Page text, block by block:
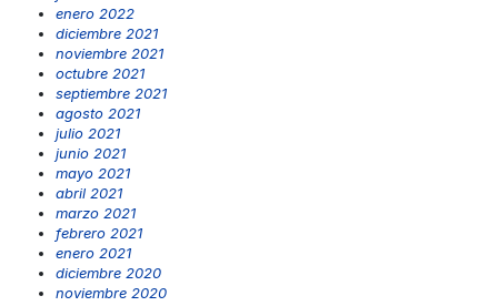
enero 2022
diciembre 2021
noviembre 2021
octubre 2021
septiembre 2021
agosto 2021
julio 2021
junio 2021
mayo 2021
abril 2021
marzo 2021
febrero 2021
enero 2021
diciembre 2020
noviembre 2020